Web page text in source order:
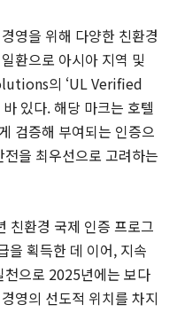
영을 위해 다양한 친환경
환으로 아시아 지역 및
의 ‘UL Verified
있다. 해당 마크는 호텔
검증해 부여되는 인증으
을 최우선으로 고려하는
친환경 국제 인증 프로그
을 획득한 데 이어, 지속
천으로 2025년에는 보다
영의 선도적 위치를 차지